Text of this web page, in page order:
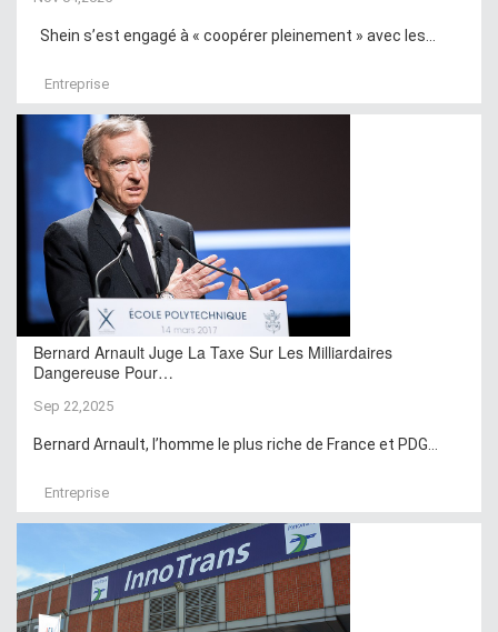
Shein s’est engagé à « coopérer pleinement » avec les...
Entreprise
Bernard Arnault Juge La Taxe Sur Les Milliardaires
Dangereuse Pour…
Sep 22,2025
Bernard Arnault, l’homme le plus riche de France et PDG...
Entreprise